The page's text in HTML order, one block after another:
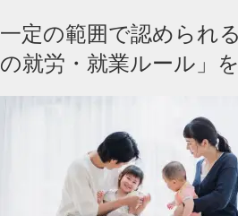
一定の範囲で認められ
の就労・就業ルール」